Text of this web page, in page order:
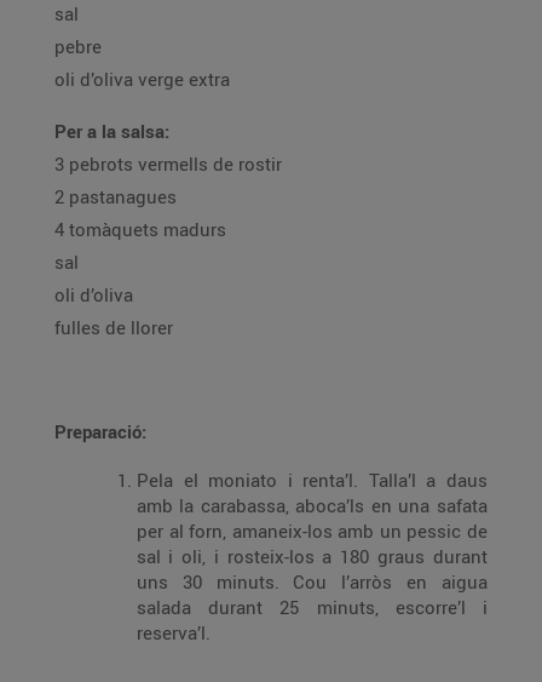
sal
pebre
oli d’oliva verge extra
Per a la salsa:
3 pebrots vermells de rostir
2 pastanagues
4 tomàquets madurs
sal
oli d’oliva
fulles de llorer
Preparació:
Pela el moniato i renta’l. Talla’l a daus
amb la carabassa, aboca’ls en una safata
per al forn, amaneix-los amb un pessic de
sal i oli, i rosteix-los a 180 graus durant
uns 30 minuts. Cou l’arròs en aigua
salada durant 25 minuts, escorre’l i
reserva’l.